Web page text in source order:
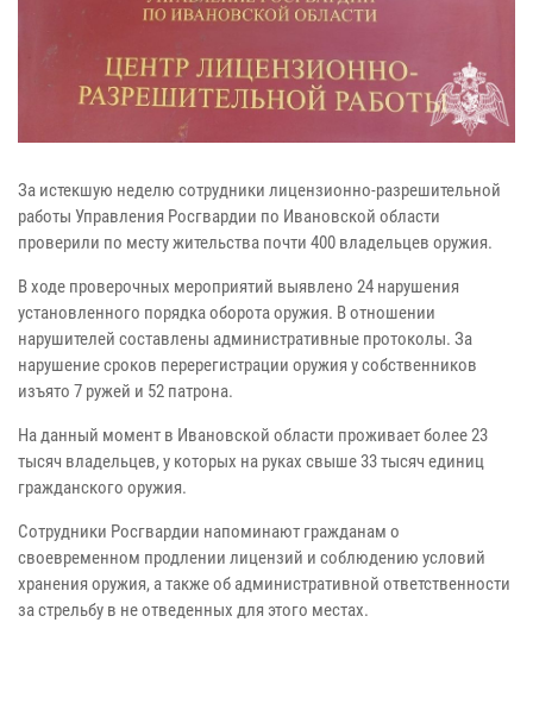
За истекшую неделю сотрудники лицензионно-разрешительной
работы Управления Росгвардии по Ивановской области
проверили по месту жительства почти 400 владельцев оружия.
В ходе проверочных мероприятий выявлено 24 нарушения
установленного порядка оборота оружия. В отношении
нарушителей составлены административные протоколы. За
нарушение сроков перерегистрации оружия у собственников
изъято 7 ружей и 52 патрона.
На данный момент в Ивановской области проживает более 23
тысяч владельцев, у которых на руках свыше 33 тысяч единиц
гражданского оружия.
Сотрудники Росгвардии напоминают гражданам о
своевременном продлении лицензий и соблюдению условий
хранения оружия, а также об административной ответственности
за стрельбу в не отведенных для этого местах.